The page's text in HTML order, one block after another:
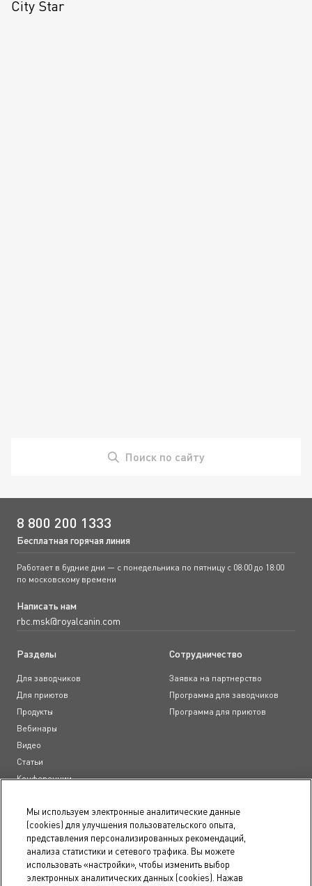
City Star
Поиск по сайту
8 800 200 1333
Бесплатная горячая линия
Работает в будние дни — с понедельника по пятницу с 08:00 до 18:00
по московскому времени
Написать нам
rbc.msk@royalcanin.com
Разделы
Для заводчиков
Для приютов
Продукты
Вебинары
Видео
Статьи
Конференции
Сотрудничество
Заявка на партнерство
Программа для заводчиков
Программа для приютов
Документы
Пользовательское соглашение
Положение о конфиденциальности
Мы используем электронные аналитические данные
(cookies) для улучшения пользовательского опыта,
представления персонализированных рекомендаций,
анализа статистики и сетевого трафика. Вы можете
использовать «настройки», чтобы изменить выбор
электронных аналитических данных (cookies). Нажав